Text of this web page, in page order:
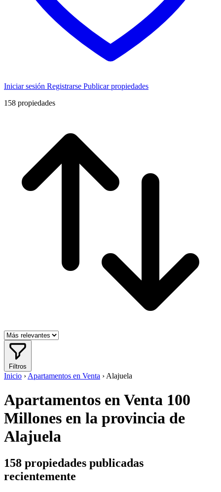
Iniciar sesión Registrarse Publicar propiedades
158 propiedades
Filtros
Inicio › Apartamentos en Venta › Alajuela
Apartamentos en Venta 100
Millones en la provincia de
Alajuela
158 propiedades publicadas
recientemente